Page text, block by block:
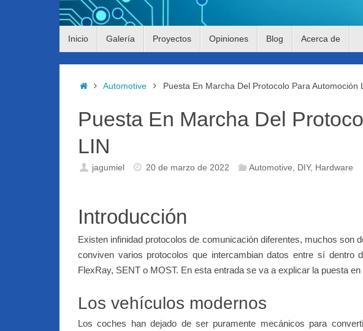
Inicio Galería Proyectos Opiniones Blog Acerca de
InicioAutomotive Puesta En Marcha Del Protocolo Para Automoción
Puesta En Marcha Del
LIN
jagumiel 20 de marzo de 2022 Automotive, DIY, Hardware
Introducción
Existen infinidad protocolos de comunicación diferentes, muchos son
conviven varios protocolos que intercambian datos entre sí dentro
FlexRay, SENT o MOST. En esta entrada se va a explicar la puesta
Los vehículos modernos
Los coches han dejado de ser puramente mecánicos para